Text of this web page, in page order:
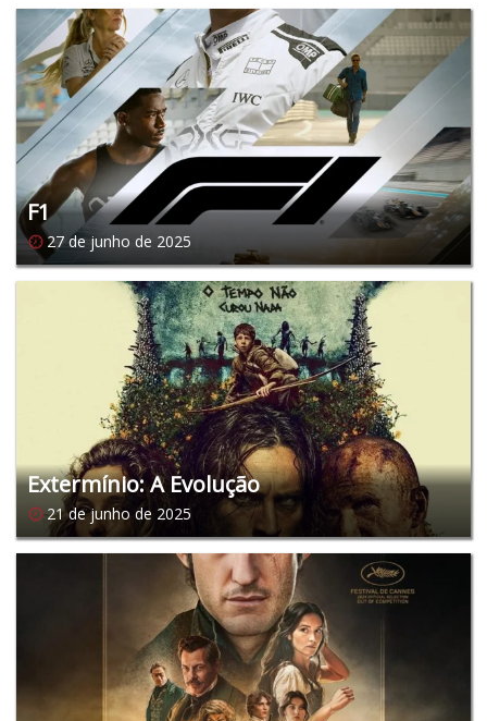
F1
27 de junho de 2025
Extermínio: A Evolução
21 de junho de 2025